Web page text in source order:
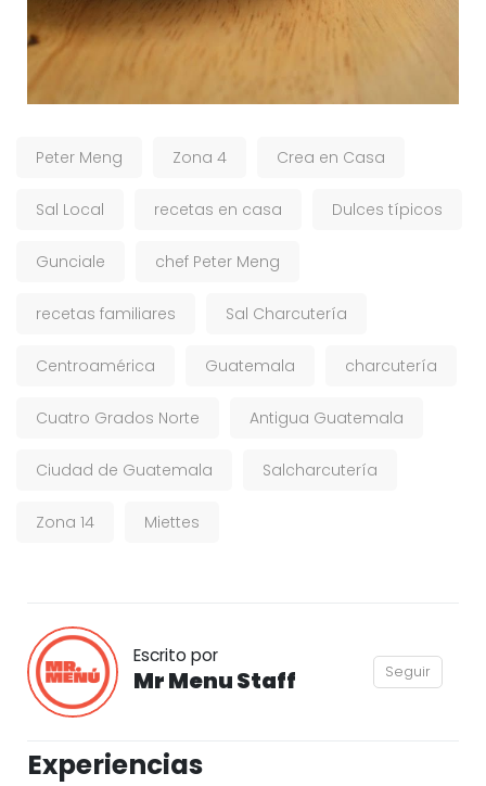
Peter Meng Zona 4 Crea en Casa
Sal Local recetas en casa Dulces típicos
Gunciale chef Peter Meng
recetas familiares Sal Charcutería
Centroamérica Guatemala charcutería
Cuatro Grados Norte Antigua Guatemala
Ciudad de Guatemala Salcharcutería
Zona 14 Miettes
Escrito por
Mr Menu Staff Seguir
Experiencias